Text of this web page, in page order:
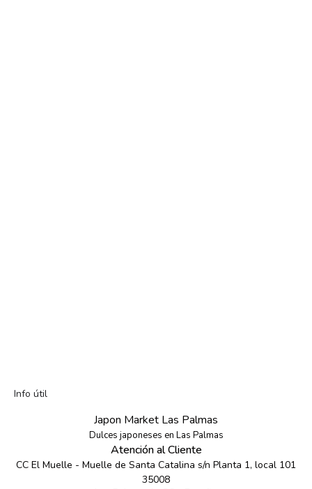
Info útil
Japon Market Las Palmas
Dulces japoneses en Las Palmas
Atención al Cliente
CC El Muelle - Muelle de Santa Catalina s/n Planta 1, local 101
35008